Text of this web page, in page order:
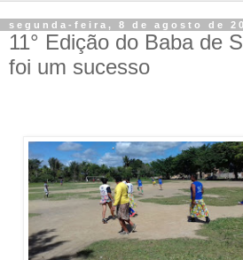
segunda-feira, 8 de agosto de
11° Edição do Baba de
foi um sucesso